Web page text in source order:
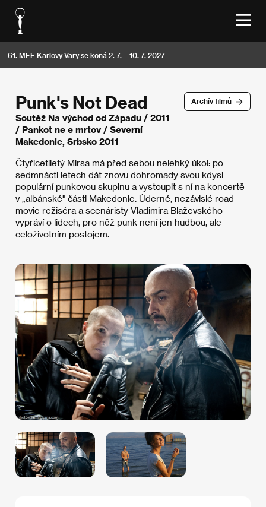
61. MFF Karlovy Vary se koná 2. 7. – 10. 7. 2027
Archív filmů
Punk's Not Dead
Soutěž Na východ od Západu / 2011
/ Pankot ne e mrtov / Severní
Makedonie, Srbsko 2011
Čtyřicetiletý Mirsa má před sebou nelehký úkol: po
sedmnácti letech dát znovu dohromady svou kdysi
populární punkovou skupinu a vystoupit s ní na koncertě
v „albánské" části Makedonie. Úderné, nezávislé road
movie režiséra a scenáristy Vladimira Blaževského
vypráví o lidech, pro něž punk není jen hudbou, ale
celoživotním postojem.